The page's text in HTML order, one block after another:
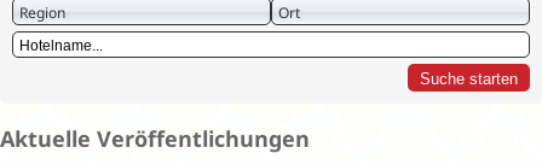
Region
Ort
Aktuelle Veröffentlichungen